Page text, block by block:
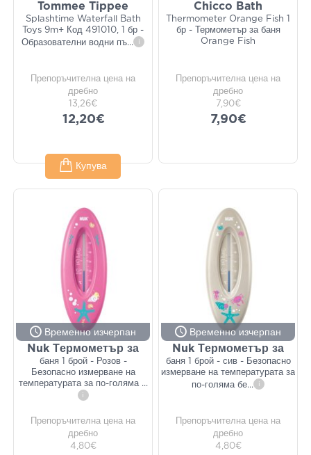
Tommee Tippee
Splashtime Waterfall Bath
Toys 9m+ Код 491010, 1 бр -
Образователни водни пъ... i
Препоръчителна цена на
дребно
13,26€
12,20€
Купува
Chicco Bath
Thermometer Orange Fish 1
бр - Термометър за баня
Orange Fish
Препоръчителна цена на
дребно
7,90€
7,90€
Временно изчерпан
Nuk Термометър за
баня 1 брой - Розов -
Безопасно измерване на
температурата за по-голяма ...
i
Препоръчителна цена на
дребно
4,80€
Временно изчерпан
Nuk Термометър за
баня 1 брой - сив - Безопасно
измерване на температурата за
по-голяма бе... i
Препоръчителна цена на
дребно
4,80€